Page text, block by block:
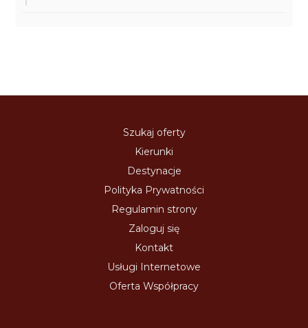
Szukaj oferty
Kierunki
Destynacje
Polityka Prywatności
Regulamin strony
Zaloguj się
Kontakt
Usługi Internetowe
Oferta Współpracy